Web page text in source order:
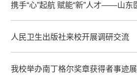
携手“心”起航 赋能“新”人才——山
人民卫生出版社来校开展调研交流
我校举办南丁格尔奖章获得者事迹